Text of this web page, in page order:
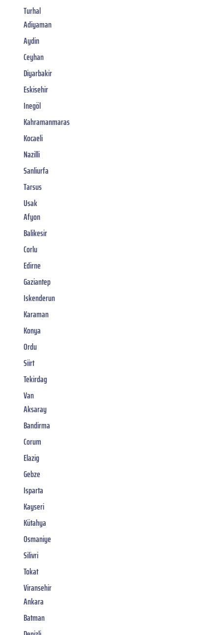
Turhal
Adiyaman
Aydin
Ceyhan
Diyarbakir
Eskisehir
Inegöl
Kahramanmaras
Kocaeli
Nazilli
Sanliurfa
Tarsus
Usak
Afyon
Balikesir
Corlu
Edirne
Gaziantep
Iskenderun
Karaman
Konya
Ordu
Siirt
Tekirdag
Van
Aksaray
Bandirma
Corum
Elazig
Gebze
Isparta
Kayseri
Kütahya
Osmaniye
Silivri
Tokat
Viransehir
Ankara
Batman